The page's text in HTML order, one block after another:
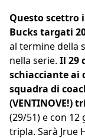
Questo scettro
Bucks targati
al termine della
nella serie. Il 29
schiacciante ai
squadra di
(VENTINOVE!)
(29/51) e con
tripla. Sarà Jrue